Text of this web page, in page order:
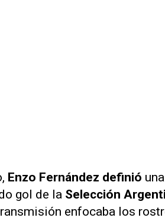
Enzo Fernández definió
gol de la Selección
enfocaba los